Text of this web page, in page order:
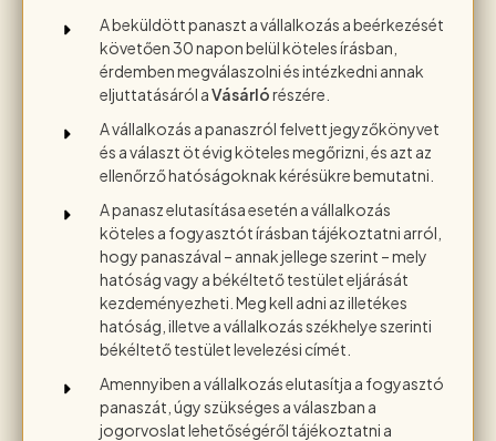
A beküldött panaszt a vállalkozás a beérkezését
követően 30 napon belül köteles írásban,
érdemben megválaszolni és intézkedni annak
eljuttatásáról aVásárlórészére.
A vállalkozás a panaszról felvett jegyzőkönyvet
és a választ öt évig köteles megőrizni, és azt az
ellenőrző hatóságoknak kérésükre bemutatni.
A panasz elutasítása esetén a vállalkozás
köteles a fogyasztót írásban tájékoztatni arról,
hogy panaszával – annak jellege szerint – mely
hatóság vagy a békéltető testület eljárását
kezdeményezheti. Meg kell adni az illetékes
hatóság, illetve a vállalkozás székhelye szerinti
békéltető testület levelezési címét.
Amennyiben a vállalkozás elutasítja a fogyasztó
panaszát, úgy szükséges a válaszban a
jogorvoslat lehetőségéről tájékoztatni a